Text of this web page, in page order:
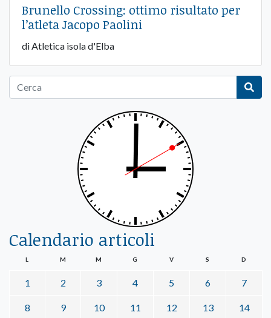
Brunello Crossing: ottimo risultato per
l’atleta Jacopo Paolini
di Atletica isola d'Elba
Calendario articoli
L M M G V S D
1 2 3 4 5 6 7
8 9 10 11 12 13 14